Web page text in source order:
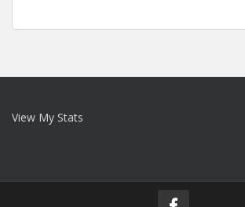
View My Stats